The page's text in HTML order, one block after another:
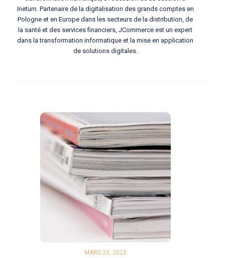
Inetum. Partenaire de la digitalisation des grands comptes en
Pologne et en Europe dans les secteurs de la distribution, de
la santé et des services financiers, JCommerce est un expert
dans la transformation informatique et la mise en application
de solutions digitales.
MARS 23, 2022